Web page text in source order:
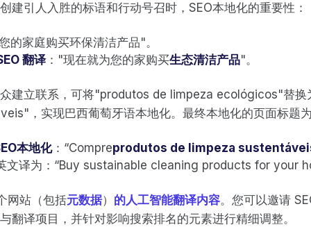
建引人入胜的标语和行动号召时，SEO本地化的重要性：
的家庭购买环保清洁产品"。
翻译 ："现在就为您的家购买生态清洁产品"。
建立联系，可将"produtos de limpeza ecológicos"替
，实现巴西葡萄牙语本地化。最终本地化的页面标题
本地化：“Compreprodutos de limpeza
文译为：“Buy sustainable cleaning products for your
网站（包括元数据） 的人工智能翻译内容。您可以邀请
翻译项目，并针对影响搜索排名的元素进行精细调整。